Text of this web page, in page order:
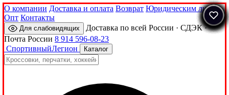
О компании Доставка и оплата Возврат Юридическим лицам
Опт Контакты
Для слабовидящих
Доставка по всей России · СДЭК ·
Почта России 8 914 596-08-23
СпортивныйЛегион Каталог